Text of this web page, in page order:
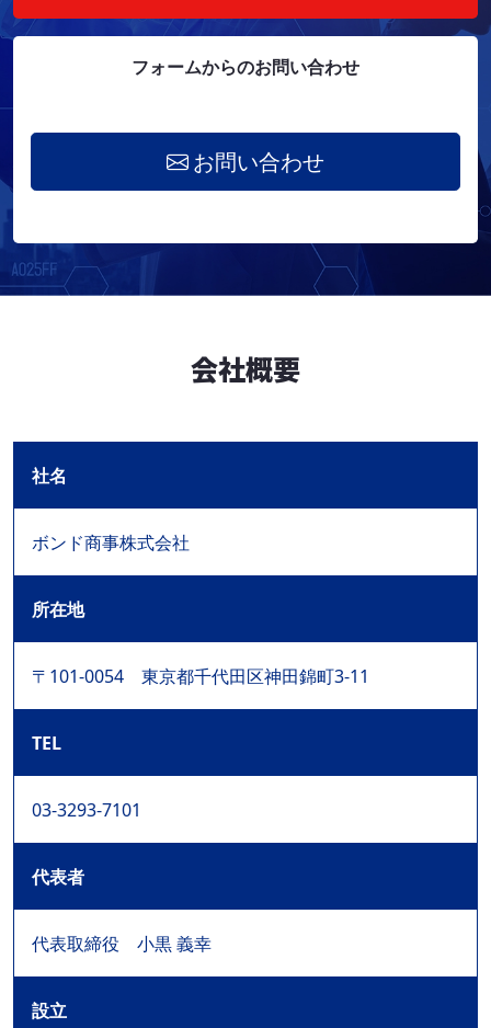
フォームからのお問い合わせ
お問い合わせ
会社概要
社名
ボンド商事株式会社
所在地
〒101-0054 東京都千代田区神田錦町3-11
TEL
03-3293-7101
代表者
代表取締役 小黒 義幸
設立